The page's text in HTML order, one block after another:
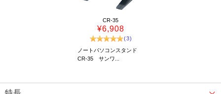
CR-35
¥6,908
(3)
ノートパソコンスタンド
CR-35 サンワ...